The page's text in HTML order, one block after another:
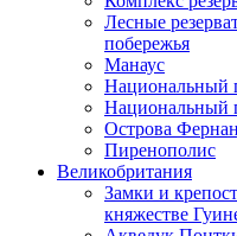
Лесные
побережья
Манаус
Национальный
Национальный
Острова
Пиренополис
Великобритания
Замки и
княжестве